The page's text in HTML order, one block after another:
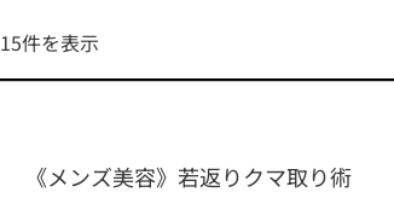
15件を表示
《メンズ美容》若返りクマ取り術